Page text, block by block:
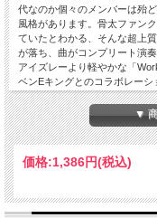
代なのか個々のメンバーは殆
風格があります。骨太ファン
ていたとわかる、そんな超上
が落ち、曲がコンプリート演
アイズレーより軽やかな「
ベンEキングとのコラボレー
Ben E King単独で78年『Make
且つ素晴らしい演奏が楽しめ
College』映像、76年『Soul
の楽曲のライブ演奏で攻める
Grey Whistle Test' London,
Special' Montreux,
College' The University Of
Interlude Atlantic Avenue A
▼
価格:1,386円(税込)